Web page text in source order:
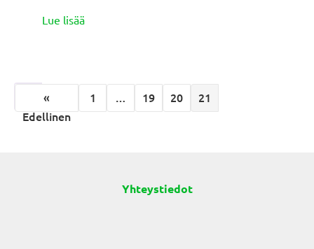
Lue lisääabout Cafe Simppu on Korppoon torin sydän!
«
Edellinen
1 … 19 20 21
Yhteystiedot